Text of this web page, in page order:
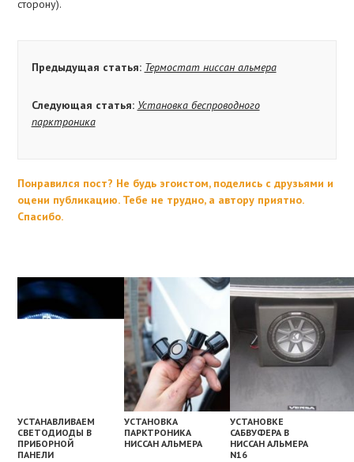
сторону).
Предыдущая статья: Термостат ниссан альмера
Следующая статья: Установка беспроводного
парктроника
Понравился пост? Не будь эгоистом, поделись с друзьями и
оцени публикацию. Тебе не трудно, а автору приятно.
Спасибо.
УСТАНАВЛИВАЕМ
СВЕТОДИОДЫ В
ПРИБОРНОЙ
ПАНЕЛИ
УСТАНОВКА
ПАРКТРОНИКА
НИССАН АЛЬМЕРА
УСТАНОВКЕ
САБВУФЕРА В
НИССАН АЛЬМЕРА
N16